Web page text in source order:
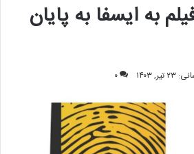
به ایسفا به پایان
۱۴۰۳ ۰